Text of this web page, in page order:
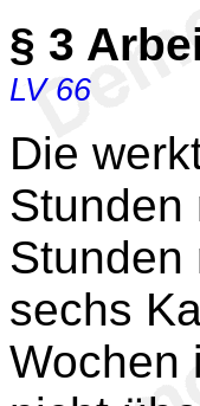
§ 3
LV 66
Die
Stunden
Stunden
sechs
Wochen